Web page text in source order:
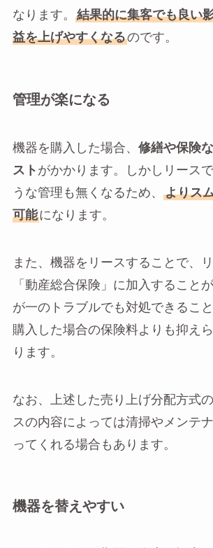
なります。
結果的に集客でも良い
益を上げやすくなるのです。
管理が楽になる
機器を購入した場合、 修繕や保険
スト がかかります。しかしリース
うな管理も無くなるため、
よりス
可能になります。
また、機器をリースすることで、
「動産総合保険」に加入すること
が一のトラブルでも対処できるこ
購入した場合の保険料よりも抑え
ります。
なお、上述した売り上げ分配方式
スの内容によっては清掃やメンテ
ってくれる場合もあります。
機器を替えやすい